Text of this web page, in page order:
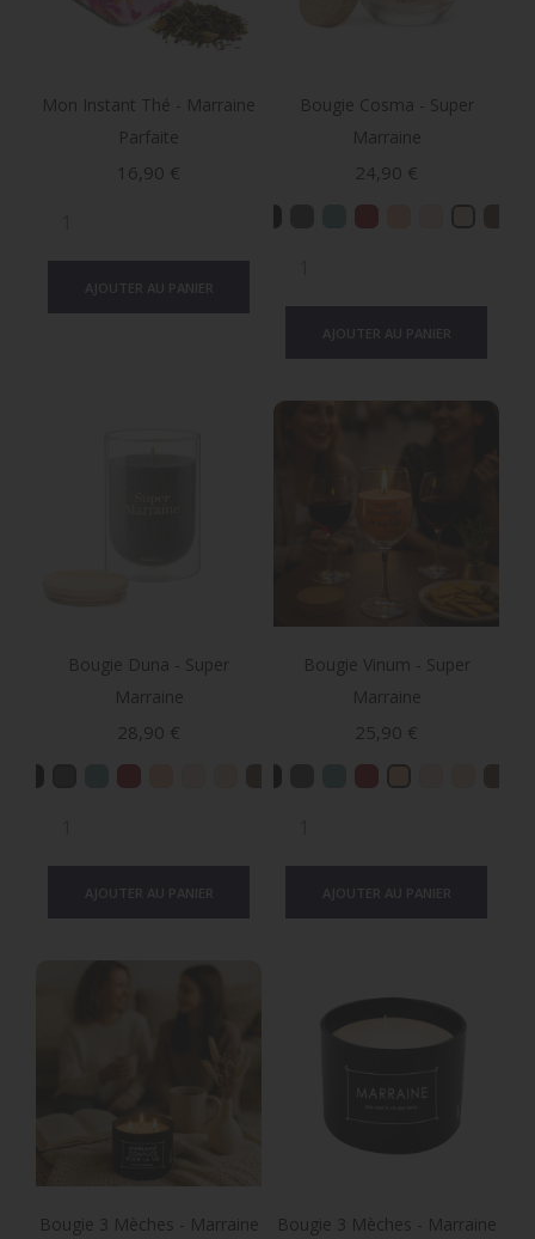
Mon Instant Thé - Marraine
Parfaite
Prix
16,90 €
Bougie Cosma - Super
Marraine
Prix
24,90 €
Bougie Duna - Super
Marraine
Prix
28,90 €
Bougie Vinum - Super
Marraine
Prix
25,90 €
Bougie 3 Mèches - Marraine
Bougie 3 Mèches - Marraine